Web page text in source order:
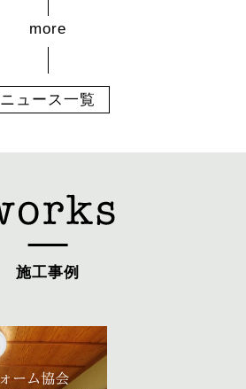
2025年12月28日(日) 〜
2026年1月6日(火) 休業期間中
ニュース一覧
施工事例